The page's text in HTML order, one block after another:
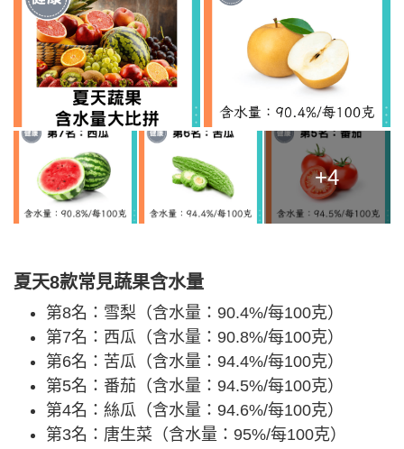
+4
夏天8款常見蔬果含水量
第8名：雪梨（含水量：90.4%/每100克）
第7名：西瓜（含水量：90.8%/每100克）
第6名：苦瓜（含水量：94.4%/每100克）
第5名：番茄（含水量：94.5%/每100克）
第4名：絲瓜（含水量：94.6%/每100克）
第3名：唐生菜（含水量：95%/每100克）